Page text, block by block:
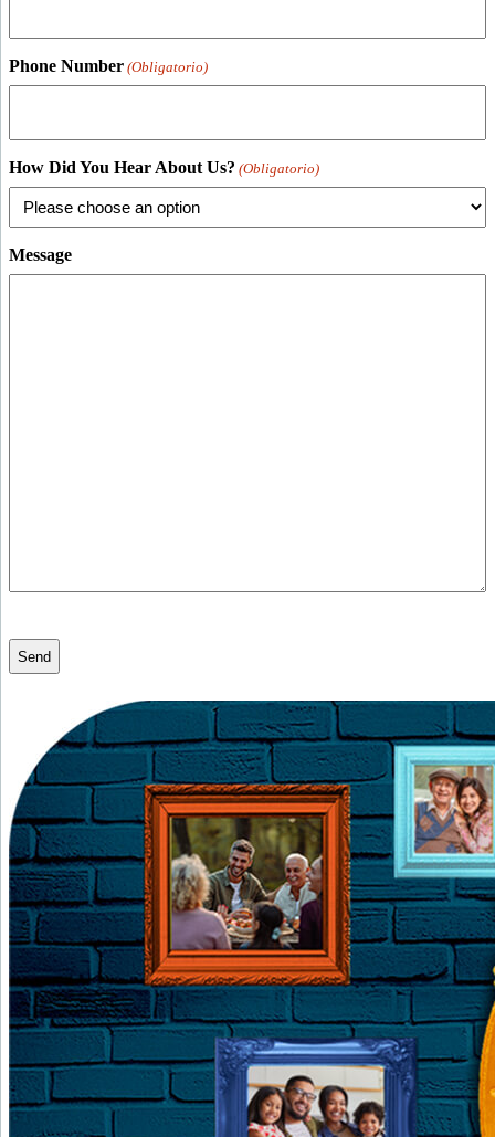
Phone Number (Obligatorio)
How Did You Hear About Us? (Obligatorio)
Message